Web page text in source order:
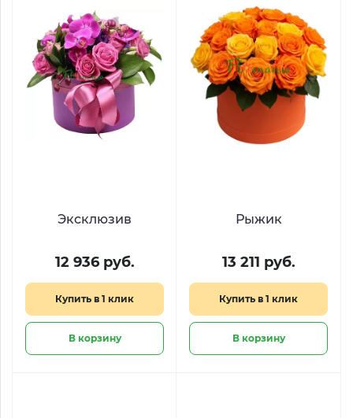
Эксклюзив
12 936 руб.
Купить в 1 клик
В корзину
Рыжик
13 211 руб.
Купить в 1 клик
В корзину